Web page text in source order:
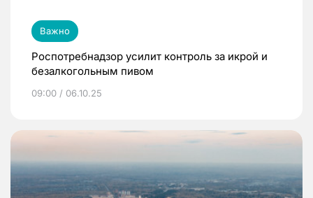
Важно
Роспотребнадзор усилит контроль за икрой и
безалкогольным пивом
09:00 / 06.10.25